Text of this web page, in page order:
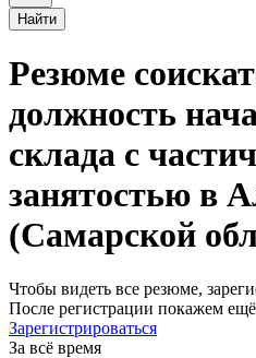
Найти
Резюме
должность
склада с
занятостью в
(Самарской
Чтобы видеть все резюме,
После регистрации покажем
Зарегистрироваться
За всё время